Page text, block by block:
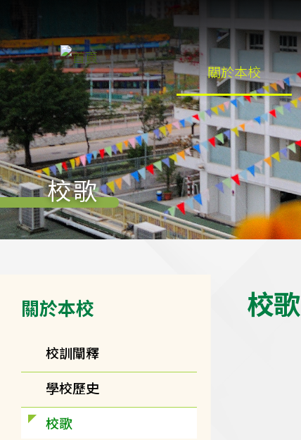
移至主內容
Main
navigation
關於本校
校歌
校歌
navigation
關於本校
校訓闡釋
學校歷史
校歌